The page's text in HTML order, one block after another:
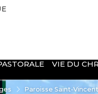
VIE DU
Paroisse Saint-